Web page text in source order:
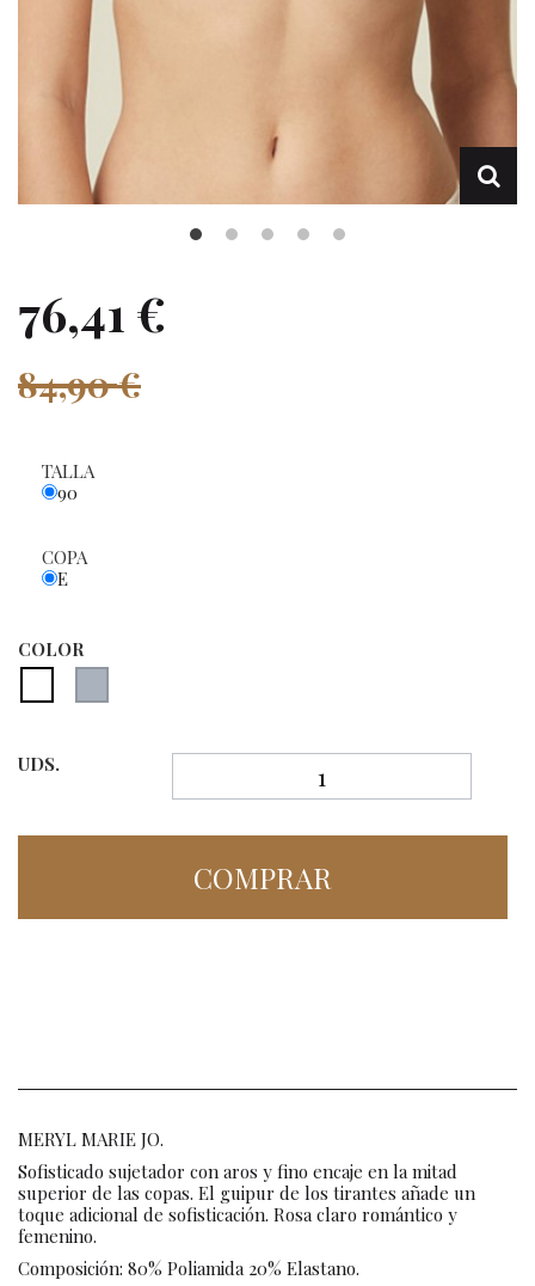
76,41 €
84,90 €
TALLA
90
COPA
E
COLOR
UDS.
COMPRAR
MERYL MARIE JO.
Sofisticado sujetador con aros y fino encaje en la mitad
superior de las copas. El guipur de los tirantes añade un
toque adicional de sofisticación. Rosa claro romántico y
femenino.
Composición: 80% Poliamida 20% Elastano.